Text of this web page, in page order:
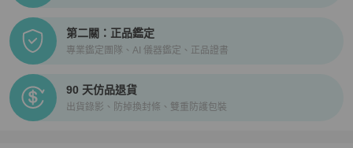
第二關：正品鑑定
專業鑑定團隊、AI 儀器鑑定、正品證書
90 天仿品退貨
出貨錄影、防掉換封條、雙重防護包裝